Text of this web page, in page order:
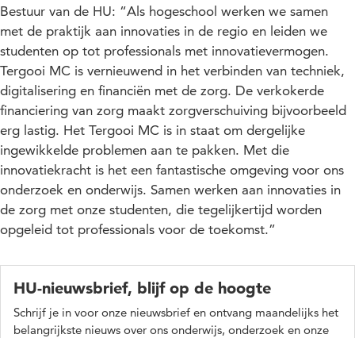
Bestuur van de HU: “Als hogeschool werken we samen
met de praktijk aan innovaties in de regio en leiden we
studenten op tot professionals met innovatievermogen.
Tergooi MC is vernieuwend in het verbinden van techniek,
digitalisering en financiën met de zorg. De verkokerde
financiering van zorg maakt zorgverschuiving bijvoorbeeld
erg lastig. Het Tergooi MC is in staat om dergelijke
ingewikkelde problemen aan te pakken. Met die
innovatiekracht is het een fantastische omgeving voor ons
onderzoek en onderwijs. Samen werken aan innovaties in
de zorg met onze studenten, die tegelijkertijd worden
opgeleid tot professionals voor de toekomst.”
HU-nieuwsbrief, blijf op de hoogte
Schrijf je in voor onze nieuwsbrief en ontvang maandelijks het
belangrijkste nieuws over ons onderwijs, onderzoek en onze